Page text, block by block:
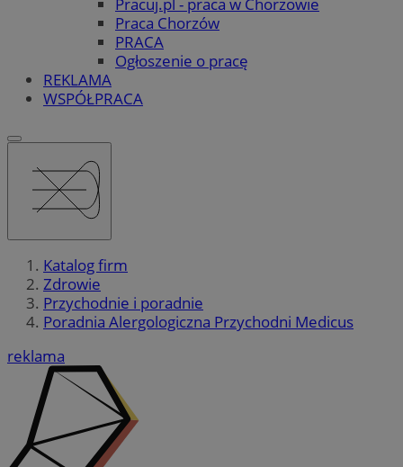
Praca Chorzów
PRACA
Ogłoszenie o pracę
REKLAMA
WSPÓŁPRACA
Katalog firm
Zdrowie
Przychodnie i poradnie
Poradnia Alergologiczna Przychodni Medicus
reklama